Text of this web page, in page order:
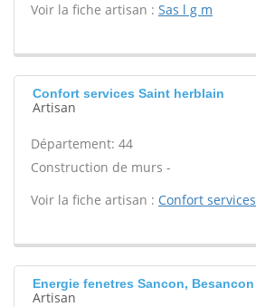
Voir la fiche artisan : Sas l g m
Confort services Saint herblain
Artisan
Département: 44
Construction de murs -
Voir la fiche artisan : Confort services
Energie fenetres Sancon, Besancon
Artisan